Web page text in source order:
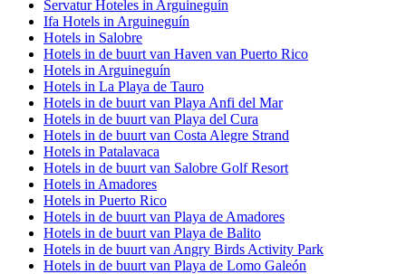
Servatur Hoteles in Arguineguín
Ifa Hotels in Arguineguín
Hotels in Salobre
Hotels in de buurt van Haven van Puerto Rico
Hotels in Arguineguín
Hotels in La Playa de Tauro
Hotels in de buurt van Playa Anfi del Mar
Hotels in de buurt van Playa del Cura
Hotels in de buurt van Costa Alegre Strand
Hotels in Patalavaca
Hotels in de buurt van Salobre Golf Resort
Hotels in Amadores
Hotels in Puerto Rico
Hotels in de buurt van Playa de Amadores
Hotels in de buurt van Playa de Balito
Hotels in de buurt van Angry Birds Activity Park
Hotels in de buurt van Playa de Lomo Galeón